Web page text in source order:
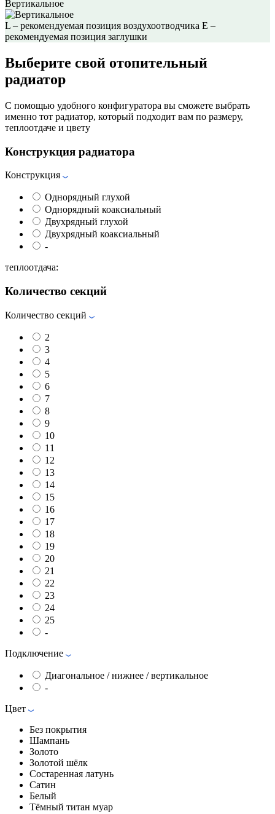
Вертикальное
L – рекомендуемая позиция воздухоотводчика E –
рекомендуемая позиция заглушки
Выберите свой отопительный
радиатор
С помощью удобного конфигуратора вы сможете выбрать
именно тот радиатор, который подходит вам по размеру,
теплоотдаче и цвету
Конструкция радиатора
Конструкция
Однорядный глухой
Однорядный коаксиальный
Двухрядный глухой
Двухрядный коаксиальный
-
теплоотдача:
Количество секций
Количество секций
2
3
4
5
6
7
8
9
10
11
12
13
14
15
16
17
18
19
20
21
22
23
24
25
-
Подключение
Диагональное / нижнее / вертикальное
-
Цвет
Без покрытия
Шампань
Золото
Золотой шёлк
Состаренная латунь
Сатин
Белый
Тёмный титан муар